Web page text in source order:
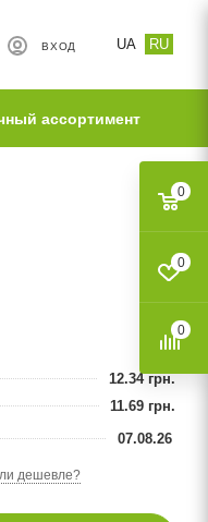
UA RU
ВХОД
ассортимент
12.34грн.
11.69 грн.
07.08.26
дешевле?
0
0
0